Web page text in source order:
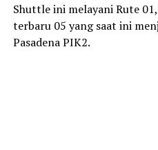
Shuttle ini melayani Rute
terbaru 05 yang saat ini
Pasadena PIK2.